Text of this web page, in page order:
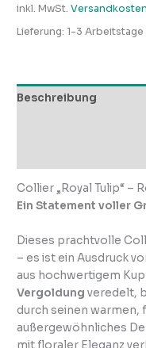
inkl. MwSt. Versandkosten
Lieferung:1-3 Arbeitstage
Beschreibung
Collier „Royal Tulip“ –
Ein Statement voller
Dieses prachtvolle
– es ist ein Ausdruck
aus hochwertigem
Vergoldung veredelt,
durch seinen warmen,
außergewöhnliches
mit floraler Eleganz